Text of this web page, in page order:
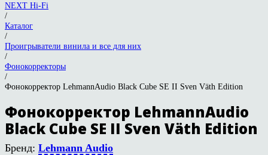
NEXT Hi-Fi
/
Каталог
/
Проигрыватели винила и все для них
/
Фонокорректоры
/
Фонокорректор LehmannAudio Black Cube SE II Sven Väth Edition
Фонокорректор LehmannAudio
Black Cube SE II Sven Väth Edition
Бренд: Lehmann Audio